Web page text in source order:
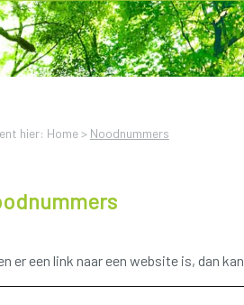
hier: Home > Noodnummers
er een link naar een website is, dan